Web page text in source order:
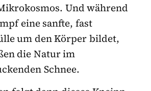
Und während
eine sanfte, fast
um den Körper bildet,
die Natur im
Schnee.